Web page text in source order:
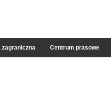
zagraniczna Centrum prasowe